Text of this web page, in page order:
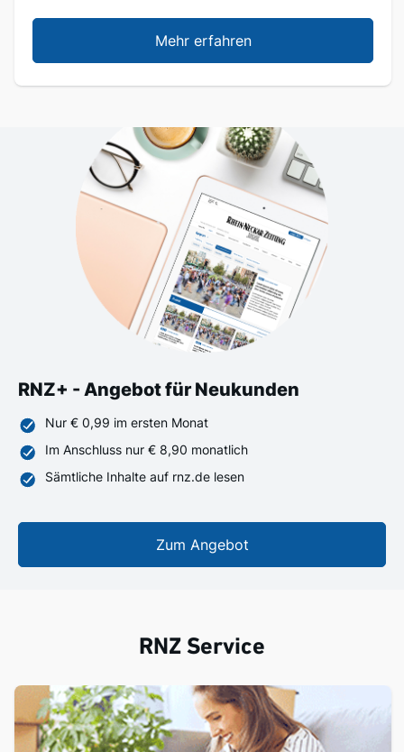
Mehr erfahren
RNZ+ - Angebot für Neukunden
Nur € 0,99 im ersten Monat
Im Anschluss nur € 8,90 monatlich
Sämtliche Inhalte auf rnz.de lesen
Zum Angebot
RNZ Service